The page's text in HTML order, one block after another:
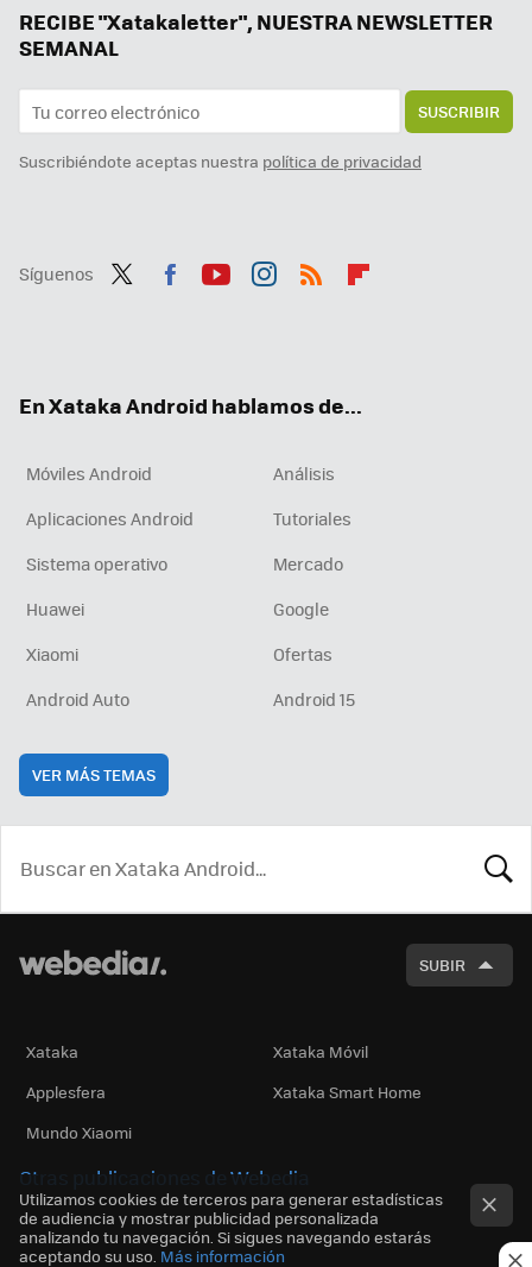
RECIBE "Xatakaletter", NUESTRA NEWSLETTER
SEMANAL
SUSCRIBIR
Suscribiéndote aceptas nuestra política de privacidad
Síguenos
En Xataka Android hablamos de...
Móviles Android
Análisis
Aplicaciones Android
Tutoriales
Sistema operativo
Mercado
Huawei
Google
Xiaomi
Ofertas
Android Auto
Android 15
VER MÁS TEMAS
SUBIR
Xataka
Xataka Móvil
Applesfera
Xataka Smart Home
Mundo Xiaomi
Otras publicaciones de Webedia
Utilizamos cookies de terceros para generar estadísticas
de audiencia y mostrar publicidad personalizada
analizando tu navegación. Si sigues navegando estarás
aceptando su uso. Más información